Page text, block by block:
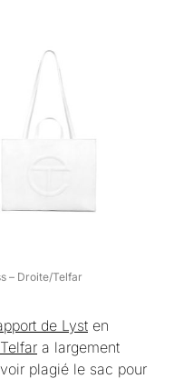
– Droite/Telfar
de Lyst en
Telfar a largement
plagié le sac pour